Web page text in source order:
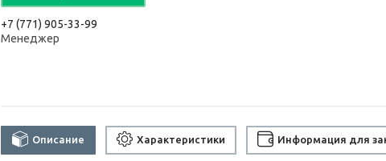
+7 (771) 905-33-99
Менеджер
Описание Характеристики Информация для